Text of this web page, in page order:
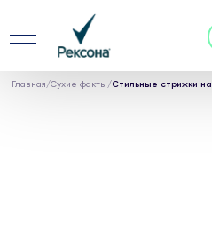
Главная /Сухие факты /Стильные стрижки